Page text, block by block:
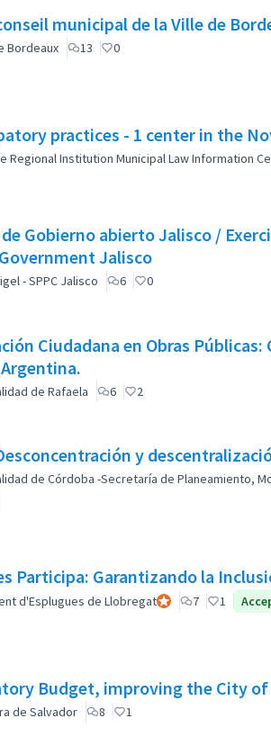
municipal de la Ville de
Bordeaux 13 0
practices - 1 center in the
Regional Institution Municipal Law Information
Gobierno abierto Jalisco /
Jalisco
- SPPC Jalisco 6 0
Ciudadana en Obras
de Rafaela 6 2
y
de Córdoba -Secretaría de Planeamiento,
Participa: Garantizando la
d'Esplugues de LlobregatParticipant officiel
7 1
Budget, improving the City
de Salvador 8 1